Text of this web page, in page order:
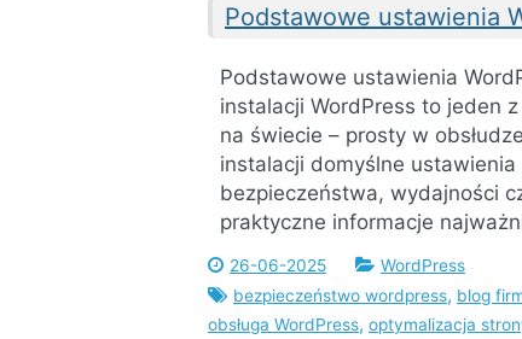
Podstawowe ustawienia
Podstawowe ustawienia
instalacji WordPress to jeden
na świecie – prosty w
instalacji domyślne
bezpieczeństwa, wydajności
praktyczne informacje
26-06-2025
WordPress
bezpieczeństwo wordpress, blog
obsługa WordPress, optymalizacja